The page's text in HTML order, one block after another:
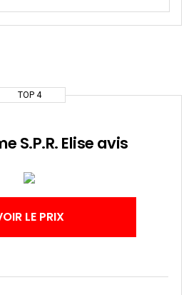
TOP 4
S.P.R. Elise avis
LE PRIX